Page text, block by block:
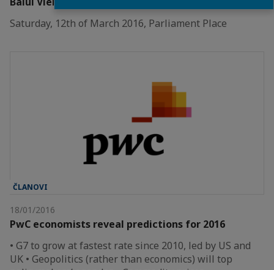
Saturday, 12th of March 2016, Parliament Place
ČLANOVI
18/01/2016
PwC economists reveal predictions for 2016
• G7 to grow at fastest rate since 2010, led by US and
UK • Geopolitics (rather than economics) will top